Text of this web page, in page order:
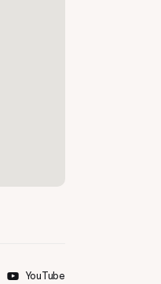
YouTube